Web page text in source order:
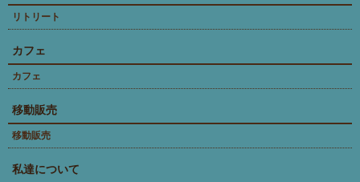
リトリート
カフェ
カフェ
移動販売
移動販売
私達について